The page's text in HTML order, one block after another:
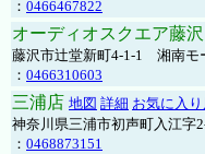
： 0466467822
オーディオスクエア藤沢
藤沢市辻堂新町4-1-1 湘南モ
： 0466310603
三浦店 地図 詳細 お気に入
神奈川県三浦市初声町入江字
： 0468873151